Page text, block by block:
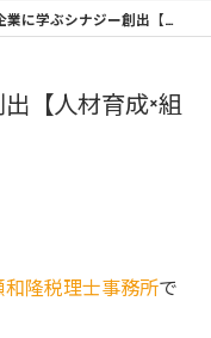
シナジー創出【人材育成×組織活性化のシナジー事例】
【人材育成×組
和隆税理士事務所で